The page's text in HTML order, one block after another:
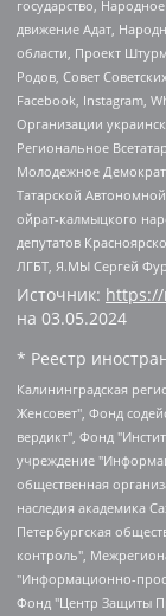
государство,
движение Адат,
области, Проект
Родов, Совет
Facebook, Instagram,
Организации
Региональное
Молодежное
Татарской
ойрат-калмыцкого
депутатов
ЛГБТ, Я.МЫ Сергей
Источник:
на 03.05.2024
* Реестр
Калининградская региональная общественная организация "Экозащита!-Женсовет", Фонд содействия защите прав и свобод граждан "Общественный вердикт", Фонд "Институт Развития Свободы Информации", Частное учреждение "Информационное агентство МЕМО. РУ", Региональная общественная организация "Общественная комиссия по сохранению наследия академика Сахарова", Фонд поддержки свободы прессы, Санкт-Петербургская общественная правозащитная организация "Гражданский контроль", Межрегиональная общественная организация "Информационно-просветительский центр "Мемориал", Региональный Фонд "Центр Защиты Прав Средств Массовой Информации", с 05.12.2023 Фонд "Центр Защиты Прав Средств массовой информации", Региональная общественная благотворительная организация помощи беженцам и мигрантам "Гражданское содействие", Негосударственное образовательное учреждение дополнительного профессионального образования (повышение квалификации) специалистов "АКАДЕМИЯ ПО ПРАВАМ ЧЕЛОВЕКА", Свердловская региональная общественная организация "Сутяжник", Автономная некоммерческая организация "Центр независимых социологических исследований", Союз общественных объединений "Российский исследовательский центр по правам человека", Региональное общественное учреждение научно-информационный центр "МЕМОРИАЛ", Некоммерческая организация "Фонд защиты гласности", Автономная некоммерческая организация "Институт прав человека", Городская общественная организация "Екатеринбургское общество "МЕМОРИАЛ", Городская общественная организация "Рязанское историко-просветительское и правозащитное общество "Мемориал" (Рязанский Мемориал), Челябинский региональный орган общественной самодеятельности – женское общественное объединение "Женщины Евразии", Челябинский региональный орган общественной самодеятельности "Уральская правозащитная группа", Фонд содействия защите здоровья и социальной справедливости имени Андрея Рылькова, Автономная Некоммерческая Организация "Аналитический Центр Юрия Левады", Автономная некоммерческая организация социальной поддержки населения "Проект Апрель", Региональная общественная организация помощи женщинам и детям, находящимся в кризисной ситуации "Информационно-методический центр "Анна", Фонд содействия развитию массовых коммуникаций и правовому просвещению "Так-так-Так", Фонд содействия устойчивому развитию "Серебряная тайга", Свердловский региональный общественный фонд социальных проектов "Новое время", "Idel.Реалии", Кавказ.Реалии, Крым.Реалии, Телеканал Настоящее Время, Татаро-башкирская служба Радио Свобода (Azatliq Radiosi), Радио Свободная Европа/Радио Свобода (PCE/PC), "Сибирь.Реалии", "Фактограф", Благотворительный фонд помощи осужденным и их семьям, Автономная некоммерческая организация "Институт глобализации и социальных движений", Фонд "В защиту прав заключенных", Частное учреждение "Центр поддержки и содействия развитию средств массовой информации", Пензенский региональный общественный благотворительный фонд "Гражданский союз", "Север.Реалии", Некоммерческая